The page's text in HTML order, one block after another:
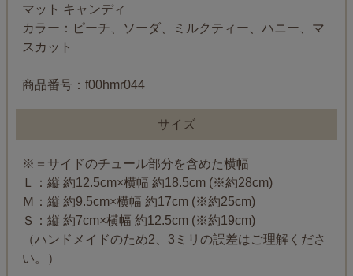
マット キャンディ
カラー：ピーチ、ソーダ、ミルクティー、ハニー、マ
スカット
商品番号：f00hmr044
サイズ
※＝サイドのチュール部分を含めた横幅
Ｌ：縦 約12.5cm×横幅 約18.5cm (※約28cm)
Ｍ：縦 約9.5cm×横幅 約17cm (※約25cm)
Ｓ：縦 約7cm×横幅 約12.5cm (※約19cm)
（ハンドメイドのため2、3ミリの誤差はご理解くださ
い。）